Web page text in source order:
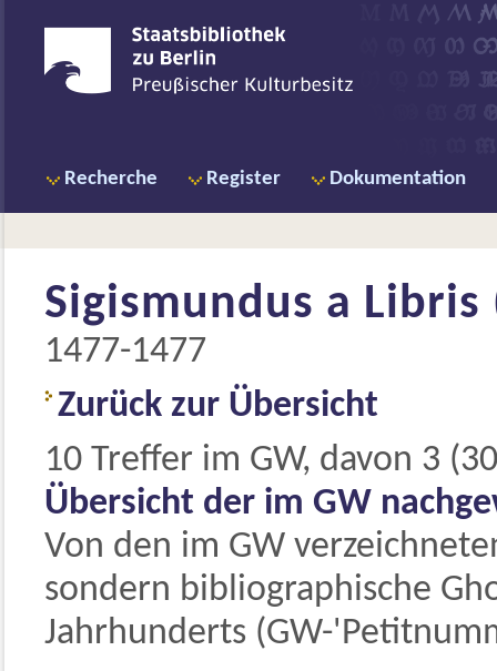
Recherche Register Dokumentation
Sigismundus a
1477-1477
Zurück zur Übersicht
10 Treffer im GW, davon 3
Übersicht der im GW
Von den im GW
sondern bibliographische
Jahrhunderts (GW-